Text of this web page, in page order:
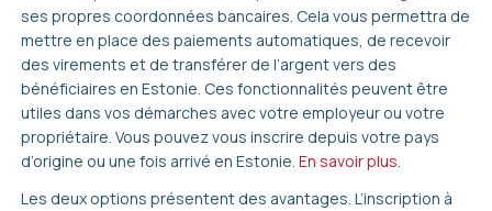
ses propres coordonnées bancaires. Cela vous permettra de
mettre en place des paiements automatiques, de recevoir
des virements et de transférer de l’argent vers des
bénéficiaires en Estonie. Ces fonctionnalités peuvent être
utiles dans vos démarches avec votre employeur ou votre
propriétaire. Vous pouvez vous inscrire depuis votre pays
d’origine ou une fois arrivé en Estonie. En savoir plus.
Les deux options présentent des avantages. L’inscription à